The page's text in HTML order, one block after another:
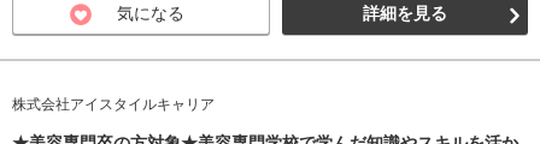
気になる 詳細を見る
株式会社アイスタイルキャリア